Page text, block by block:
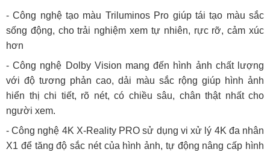
- Công nghệ tạo màu Triluminos Pro giúp tái tạo màu sắc
sống động, cho trải nghiệm xem tự nhiên, rực rỡ, cảm xúc
hơn
- Công nghệ Dolby Vision mang đến hình ảnh chất lượng
với độ tương phản cao, dải màu sắc rộng giúp hình ảnh
hiển thị chi tiết, rõ nét, có chiều sâu, chân thật nhất cho
người xem.
- Công nghệ 4K X-Reality PRO sử dụng vi xử lý 4K đa nhân
X1 để tăng độ sắc nét của hình ảnh, tự động nâng cấp hình